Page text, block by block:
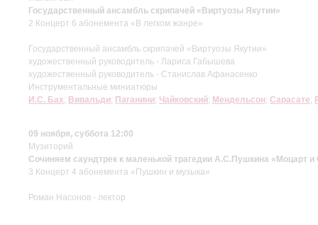
Государственный ансамбль скрипачей «Виртуозы Якутии»
2 Концерт 6 абонемента «В легком жанре»
Государственный ансамбль скрипачей «Виртуозы Якутии»
художественный руководитель - Лариса Габышева
художественный руководитель - Станислав Афанасенко
Инструментальные миниатюры
И.С. Бах; Вивальди; Паганини; Чайковский; Мендельсон; Сарасате;
09 ноября, суббота 12:00
Музиторий
Сочиняем саундтрек к маленькой трагедии А.С.Пушкина «Моцарт и
3 Концерт 4 абонемента «Пушкин и музыка»
Роман Насонов - лектор